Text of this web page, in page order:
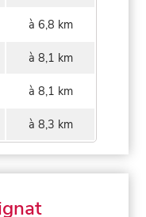
à 6,8 km
à 8,1 km
à 8,1 km
à 8,3 km